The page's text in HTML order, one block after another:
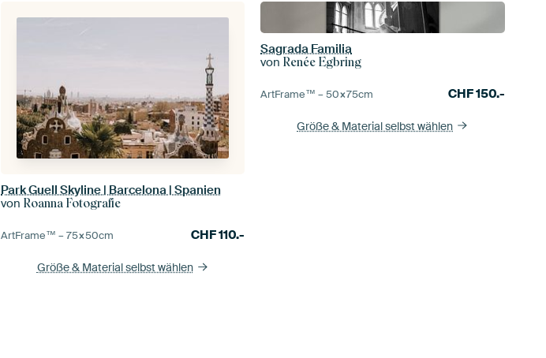
Park Guell Skyline | Barcelona | Spanien
vonRoanna Fotografie
ArtFrame™ –75×50cm CHF110.-
Größe & Material selbst wählen
Sagrada Familia
vonRenée Egbring
ArtFrame™ –50×75cm CHF150.-
Größe & Material selbst wählen